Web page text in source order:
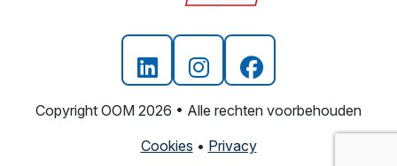
Copyright OOM 2026 • Alle rechten voorbehouden
Cookies • Privacy